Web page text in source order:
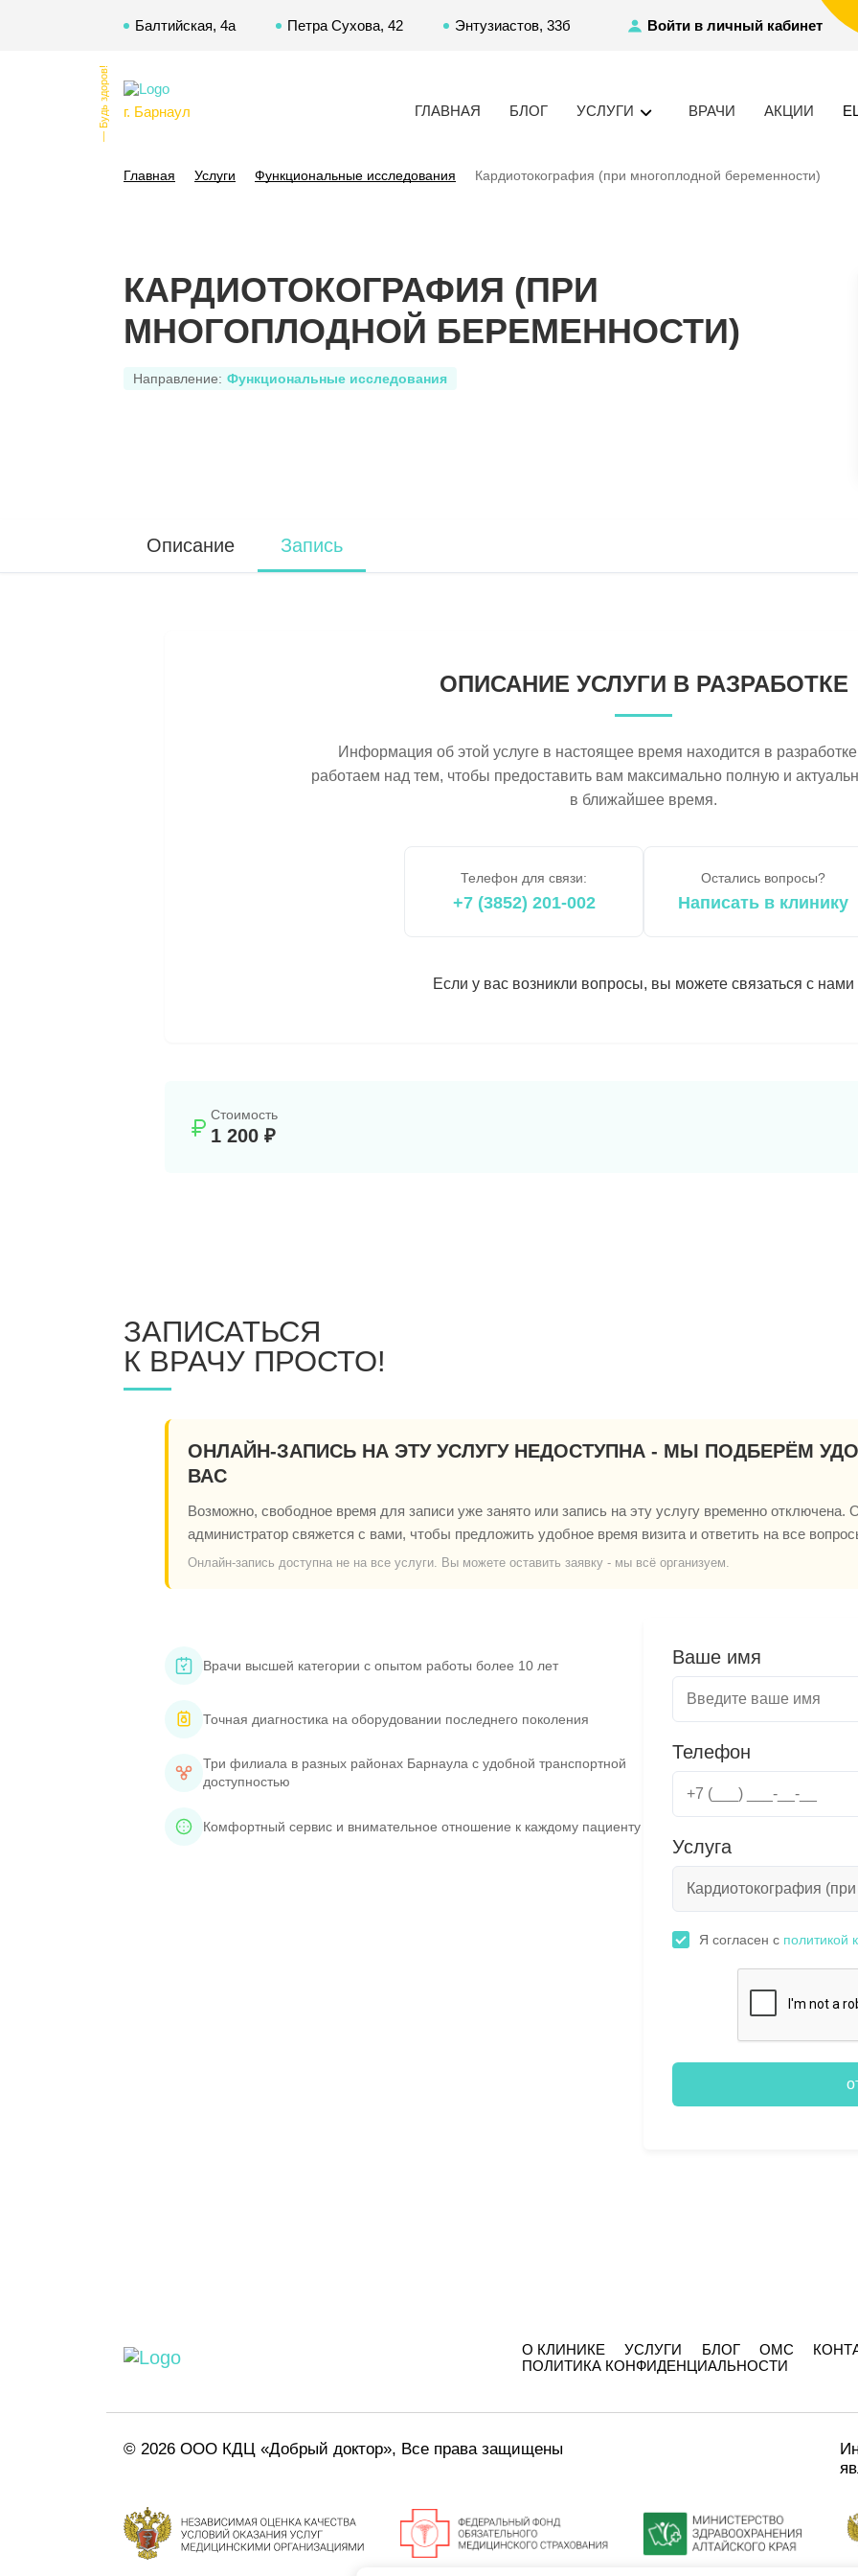
— Будь здоров! г. Барнаул ГЛАВНАЯ БЛОГ УСЛУГИ ВРАЧИ АКЦИИ
Балтийская, 4а Петра Сухова, 42 Энтузиастов, 33б Войти в личный кабинет
Главная Услуги Функциональные исследования Кардиотокография (при многоплодной беременности)
КАРДИОТОКОГРАФИЯ (ПРИ
МНОГОПЛОДНОЙ БЕРЕМЕННОСТИ)
Направление: Функциональные исследования
Описание Запись
ОПИСАНИЕ УСЛУГИ В РАЗРАБОТКЕ
Информация об этой услуге в настоящее время находится в
работаем над тем, чтобы предоставить вам максимально полную и
в ближайшее время.
Телефон для связи:
+7 (3852) 201-002
Остались вопросы?
Написать в клинику
Если у вас возникли вопросы, вы можете связаться с нами
Стоимость
1 200 ₽
ЗАПИСАТЬСЯ
К ВРАЧУ ПРОСТО!
ОНЛАЙН-ЗАПИСЬ НА ЭТУ УСЛУГУ НЕДОСТУПНА - МЫ ПОДБЕРЁМ
ВАС
Возможно, свободное время для записи уже занято или запись на эту услугу временно отключена.
администратор свяжется с вами, чтобы предложить удобное время визита и ответить на все
Онлайн-запись доступна не на все услуги. Вы можете оставить заявку - мы всё организуем.
Врачи высшей категории с опытом работы более 10 лет
Точная диагностика на оборудовании последнего поколения
Три филиала в разных районах Барнаула с удобной транспортной
доступностью
Комфортный сервис и внимательное отношение к каждому пациенту
Ваше имя
Телефон
Услуга
Я согласен с политикой
О КЛИНИКЕ УСЛУГИ БЛОГ ОМС
ПОЛИТИКА КОНФИДЕНЦИАЛЬНОСТИ
© 2026 ООО КДЦ «Добрый доктор», Все права защищены